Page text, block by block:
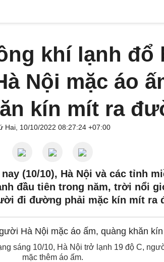
khí lạnh đổ
Nội mặc áo
kín mít ra
Hai, 10/10/2022 08:27:24 +07:00
nay (10/10), Hà Nội và các tỉnh
đầu tiên trong năm, trời nổi
đi đường phải mặc kín mít ra
sáng 10/10, Hà Nội trở lạnh 19 độ C,
mặc thêm áo ấm.